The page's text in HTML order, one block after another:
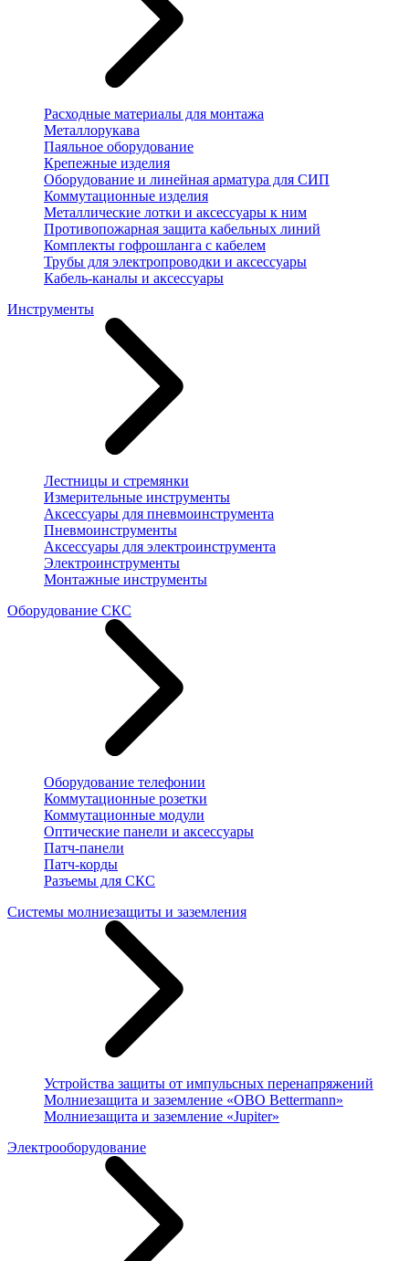
Расходные материалы для монтажа
Металлорукава
Паяльное оборудование
Крепежные изделия
Оборудование и линейная арматура для СИП
Коммутационные изделия
Металлические лотки и аксессуары к ним
Противопожарная защита кабельных линий
Комплекты гофрошланга с кабелем
Трубы для электропроводки и аксессуары
Кабель-каналы и аксессуары
Инструменты
Лестницы и стремянки
Измерительные инструменты
Аксессуары для пневмоинструмента
Пневмоинструменты
Аксессуары для электроинструмента
Электроинструменты
Монтажные инструменты
Оборудование СКС
Оборудование телефонии
Коммутационные розетки
Коммутационные модули
Оптические панели и аксессуары
Патч-панели
Патч-корды
Разъемы для СКС
Системы молниезащиты и заземления
Устройства защиты от импульсных перенапряжений
Молниезащита и заземление «OBO Bettermann»
Молниезащита и заземление «Jupiter»
Электрооборудование